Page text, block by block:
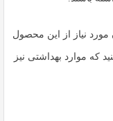
مورد نیاز از این محصول
که موارد بهداشتی نیز